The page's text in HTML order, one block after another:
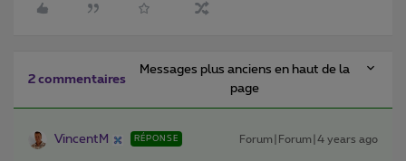
2 commentaires
Messages plus anciens en haut de la
page
VincentM RÉPONSE Forum|Forum|4 years ago